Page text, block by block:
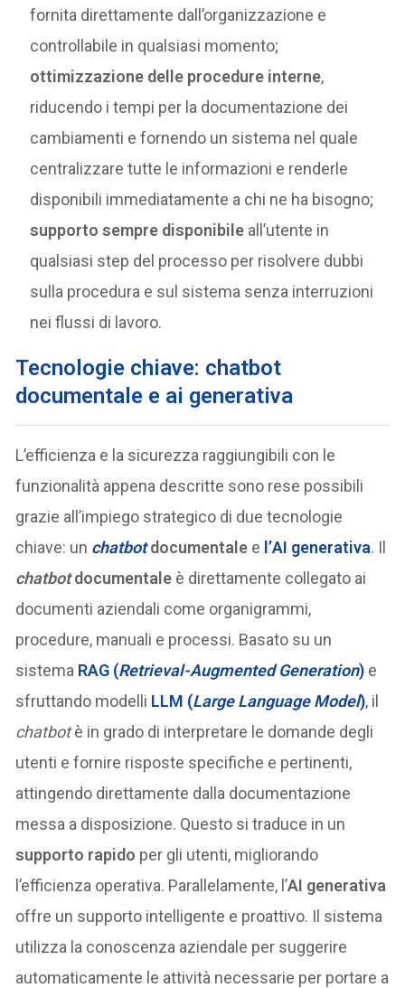
fornita direttamente dall’organizzazione e
controllabile in qualsiasi momento;
ottimizzazione delle procedure interne,
riducendo i tempi per la documentazione dei
cambiamenti e fornendo un sistema nel quale
centralizzare tutte le informazioni e renderle
disponibili immediatamente a chi ne ha bisogno;
supporto sempre disponibile all’utente in
qualsiasi step del processo per risolvere dubbi
sulla procedura e sul sistema senza interruzioni
nei flussi di lavoro.
Tecnologie chiave: chatbot
documentale e ai generativa
L’efficienza e la sicurezza raggiungibili con le
funzionalità appena descritte sono rese possibili
grazie all’impiego strategico di due tecnologie
chiave: un chatbotdocumentale e l’AI generativa. Il
chatbotdocumentale è direttamente collegato ai
documenti aziendali come organigrammi,
procedure, manuali e processi. Basato su un
sistema RAG (Retrieval-Augmented Generation) e
sfruttando modelli LLM (Large Language Model), il
chatbotè in grado di interpretare le domande degli
utenti e fornire risposte specifiche e pertinenti,
attingendo direttamente dalla documentazione
messa a disposizione. Questo si traduce in un
supporto rapido per gli utenti, migliorando
l’efficienza operativa. Parallelamente, l’AI generativa
offre un supporto intelligente e proattivo. Il sistema
utilizza la conoscenza aziendale per suggerire
automaticamente le attività necessarie per portare a